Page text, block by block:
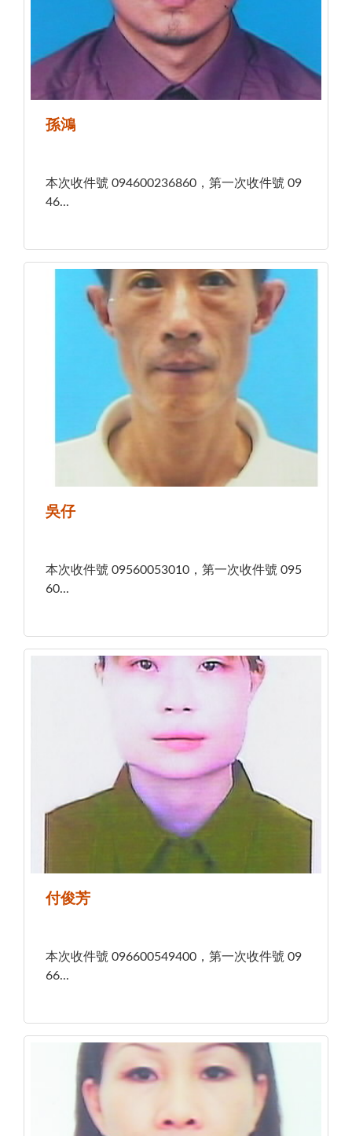
孫鴻
本次收件號 094600236860，第一次收件號 09
46...
吳仔
本次收件號 09560053010，第一次收件號 095
60...
付俊芳
本次收件號 096600549400，第一次收件號 09
66...